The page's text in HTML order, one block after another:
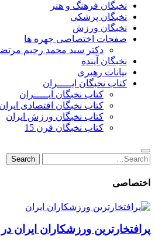
نخبگان فرهنگ و هنر
نخبگان پزشکی
نخبگان ورزش
صفحات اختصاصی چهره ها
دکتر سید محمد رحیم
نخبگان آینده
بیانات رهبری
کتاب نخبگان ایـــــران
کتاب نخبگان ایـــــران
کتاب نخبگان اقتصادی ایران
کتاب نخبگان ورزش ایران
کتاب نخبگان قرن 15
Search
for:
Search
اختصاصی
پرافتخارترین ورزشکاران ایران